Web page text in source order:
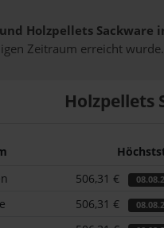
Holzpellets Sackware
Zeitraum erreicht wurde.
Holzpellets
506,31 €
506,31 €